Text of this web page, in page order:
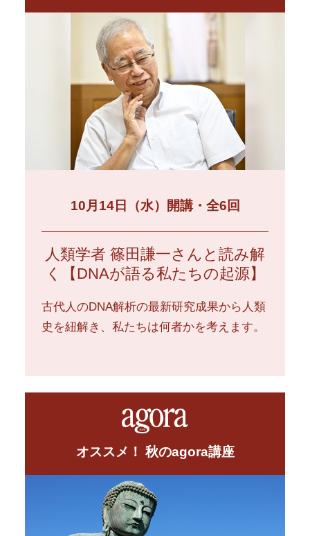
10月14日（水）開講・全6回
人類学者 篠田謙一さんと読み解
く【DNAが語る私たちの起源】
古代人のDNA解析の最新研究成果から人類
史を紐解き、私たちは何者かを考えます。
オススメ！ 秋のagora講座